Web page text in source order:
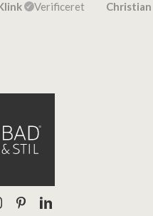
Verificeret
Christian